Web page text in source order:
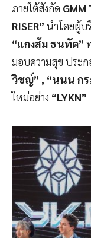
ภายใต้สังกัด GMM
RISER” นำโดยผู้บ
“แกงส้ม ธนทัต”
มอบความสุข ประก
วิชญ์” , “นนน กร
ใหม่อย่าง “LYKN”